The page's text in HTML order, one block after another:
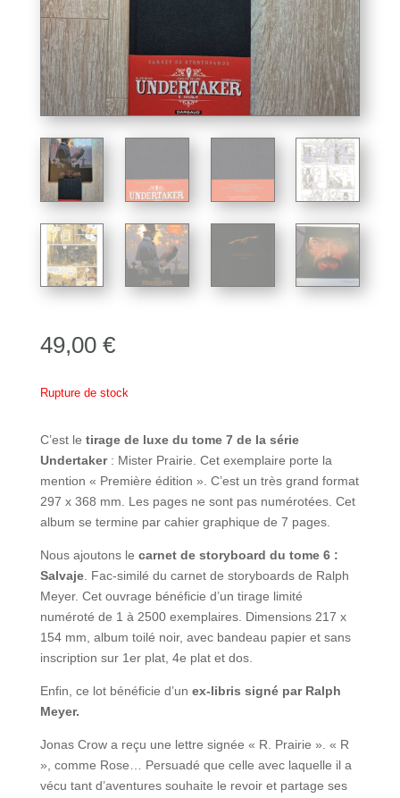
49,00 €
Rupture de stock
C’est le tirage de luxe du tome 7 de la série
Undertaker: Mister Prairie. Cet exemplaire porte la
mention « Première édition ». C’est un très grand format
297 x 368 mm. Les pages ne sont pas numérotées. Cet
album se termine par cahier graphique de 7 pages.
Nous ajoutons le carnet de storyboard du tome 6 :
Salvaje. Fac-similé du carnet de storyboards de Ralph
Meyer. Cet ouvrage bénéficie d’un tirage limité
numéroté de 1 à 2500 exemplaires. Dimensions 217 x
154 mm, album toilé noir, avec bandeau papier et sans
inscription sur 1er plat, 4e plat et dos.
Enfin, ce lot bénéficie d’un ex-libris signé par Ralph
Meyer.
Jonas Crow a reçu une lettre signée « R. Prairie ». « R
», comme Rose… Persuadé que celle avec laquelle il a
vécu tant d’aventures souhaite le revoir et partage ses